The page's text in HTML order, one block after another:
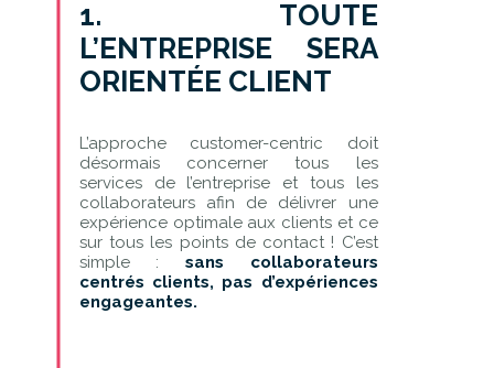
1. TOUTE
L’ENTREPRISE SERA
ORIENTÉE CLIENT
L’approche customer-centric doit
désormais concerner tous les
services de l’entreprise et tous les
collaborateurs afin de délivrer une
expérience optimale aux clients et ce
sur tous les points de contact ! C’est
simple : sans collaborateurs
centrés clients, pas d’expériences
engageantes.